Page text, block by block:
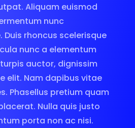
Aliquam euismod
nunc
Duis rhoncus scelerisque
nunc a elementum
auctor, dignissim
elit. Nam dapibus vitae
Phasellus pretium quam
Nulla quis justo
porta non ac nisi.